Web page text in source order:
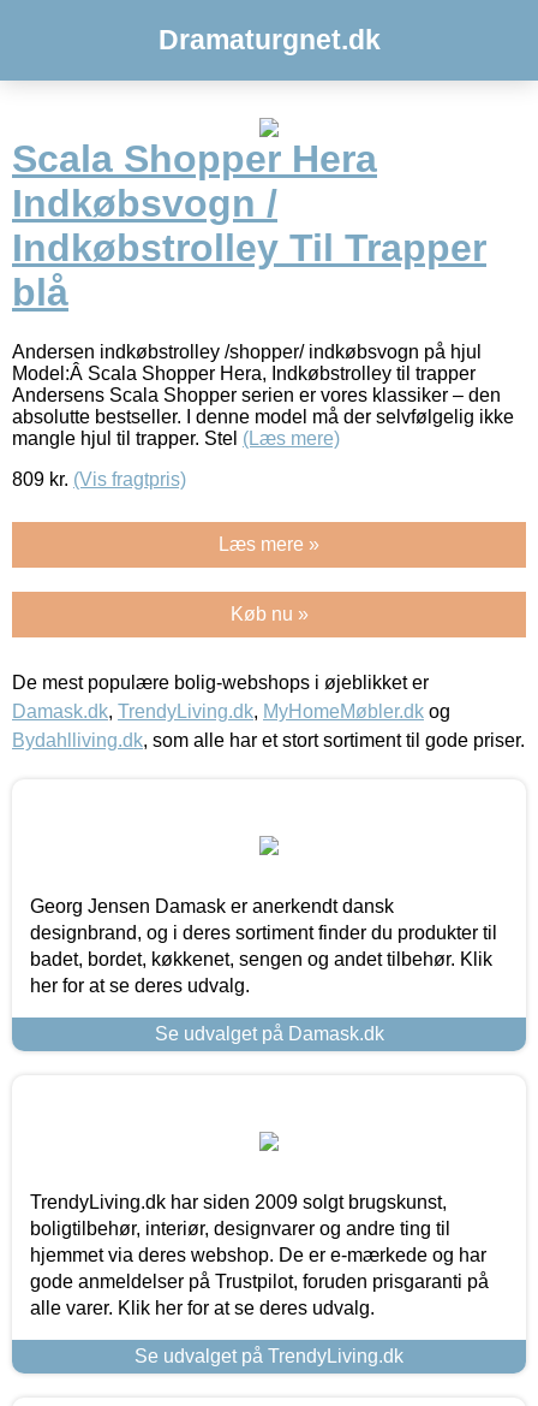
Dramaturgnet.dk
Scala Shopper Hera
Indkøbsvogn /
Indkøbstrolley Til Trapper
blå
Andersen indkøbstrolley /shopper/ indkøbsvogn på hjul
Model:Â Scala Shopper Hera, Indkøbstrolley til trapper
Andersens Scala Shopper serien er vores klassiker – den
absolutte bestseller. I denne model må der selvfølgelig ikke
mangle hjul til trapper. Stel (Læs mere)
809 kr. (Vis fragtpris)
Læs mere »
Køb nu »
De mest populære bolig-webshops i øjeblikket er
Damask.dk, TrendyLiving.dk, MyHomeMøbler.dk og
Bydahlliving.dk, som alle har et stort sortiment til gode priser.
Georg Jensen Damask er anerkendt dansk
designbrand, og i deres sortiment finder du produkter til
badet, bordet, køkkenet, sengen og andet tilbehør. Klik
her for at se deres udvalg.
Se udvalget på Damask.dk
TrendyLiving.dk har siden 2009 solgt brugskunst,
boligtilbehør, interiør, designvarer og andre ting til
hjemmet via deres webshop. De er e-mærkede og har
gode anmeldelser på Trustpilot, foruden prisgaranti på
alle varer. Klik her for at se deres udvalg.
Se udvalget på TrendyLiving.dk